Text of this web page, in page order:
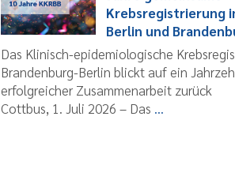
Krebsregistrierung
Berlin und
Das Klinisch-epidemiologische
Brandenburg-Berlin blickt auf ein
erfolgreicher Zusammenarbeit zurück
Cottbus, 1. Juli 2026 – Das ...